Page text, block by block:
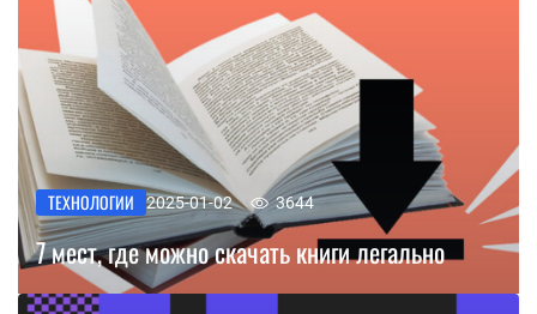
ТЕХНОЛОГИИ 2025-01-02 3644
7 мест, где можно скачать книги легально